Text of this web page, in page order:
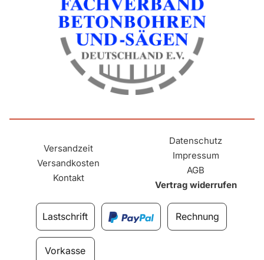
Versandzeit
Versandkosten
Kontakt
Datenschutz
Impressum
AGB
Vertrag widerrufen
Lastschrift Rechnung
Vorkasse